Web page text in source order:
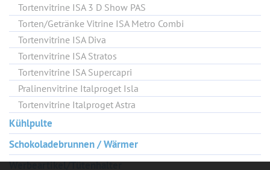
Tortenvitrine ISA 3 D Show PAS
Torten/Getränke Vitrine ISA Metro Combi
Tortenvitrine ISA Diva
Tortenvitrine ISA Stratos
Tortenvitrine ISA Supercapri
Pralinenvitrine Italproget Isla
Tortenvitrine Italproget Astra
Kühlpulte
Schokoladebrunnen / Wärmer
Werbeartikel/Tütenhalter